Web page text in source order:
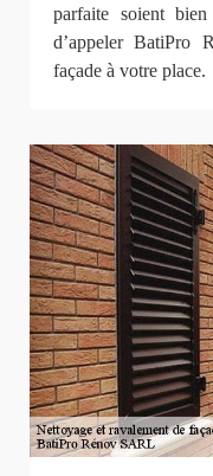
parfaite soient
d’appeler BatiPro
façade à votre place.